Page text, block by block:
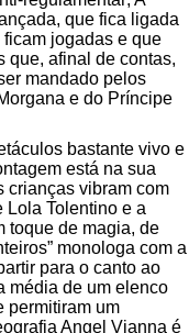
que fica ligada
jogadas e que
que, afinal de contas,
mandado pelos
e do Príncipe
bastante vivo e
está na sua
crianças vibram com
Tolentino e a
toque de magia, de
monologa com a
para o canto ao
média de um elenco
permitiram um
Angel Vianna é